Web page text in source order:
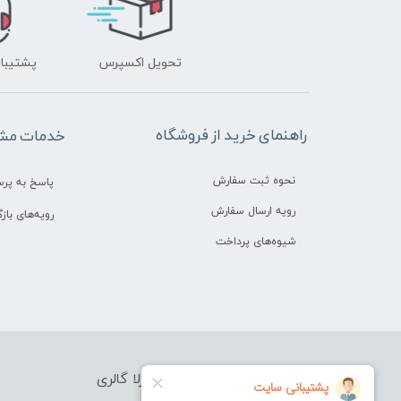
فروشگاه آرایشی بهداشتی بورلا گالری
تحویل اکسپرس پشتیبانی
راهنمای خرید از فروشگاه
نحوه ثبت سفارش
رویه ارسال سفارش
شیوه‌های پرداخت
خدمات
پاسخ به
رویه‌های